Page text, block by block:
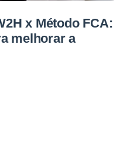
x Método FCA:
melhorar a